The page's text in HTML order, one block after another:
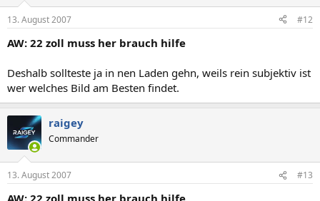
13. August 2007 #12
AW: 22 zoll muss her brauch hilfe
Deshalb sollteste ja in nen Laden gehn, weils rein subjektiv ist
wer welches Bild am Besten findet.
raigey
Commander
13. August 2007 #13
AW: 22 zoll muss her brauch hilfe